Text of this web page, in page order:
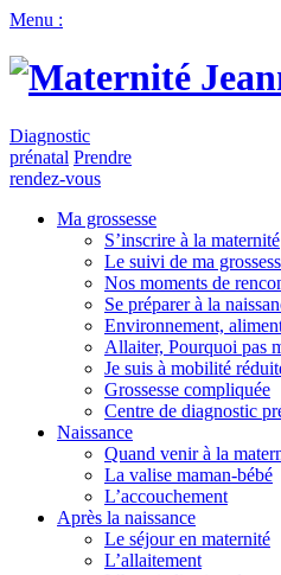
Menu :
Diagnostic
prénatal Prendre
rendez-vous
Ma grossesse
S’inscrire à la maternité
Le suivi de ma
Nos moments de
Se préparer à la
Environnement,
Allaiter, Pourquoi pas
Je suis à mobilité
Grossesse compliquée
Centre de diagnostic
Naissance
Quand venir à la
La valise maman-bébé
L’accouchement
Après la naissance
Le séjour en maternité
L’allaitement